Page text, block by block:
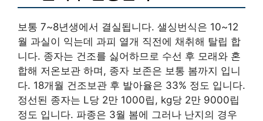
보통 7~8년생에서 결실됩니다. 샐싱번식은 10~12
월 과실이 익는데 과피 열개 직전에 채취해 탈립 합
니다. 종자는 건조를 싫어하므로 수선 후 모래와 혼
합해 저온보관 하며, 종자 보존은 보통 봄까지 입니
다. 18개월 건조보관 후 발아율은 33% 정도 입니다.
정선된 종자는 L당 2만 1000립, kg당 2만 9000립
정도 입니다. 파종은 3월 봄에 그러나 난지의 경우